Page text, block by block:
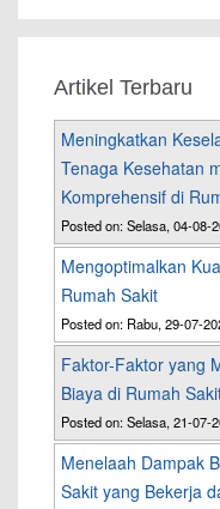
Artikel Terbaru
Meningkatkan
Tenaga Kesehatan
Komprehensif di
Posted on: Selasa, 04-08-
Mengoptimalkan
Rumah Sakit
Posted on: Rabu, 29-07-
Faktor-Faktor yang
Biaya di Rumah
Posted on: Selasa, 21-07-
Menelaah Dampak
Sakit yang Bekerja